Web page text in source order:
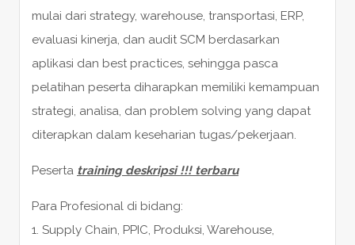
mulai dari strategy, warehouse, transportasi, ERP,
evaluasi kinerja, dan audit SCM berdasarkan
aplikasi dan best practices, sehingga pasca
pelatihan peserta diharapkan memiliki kemampuan
strategi, analisa, dan problem solving yang dapat
diterapkan dalam keseharian tugas/pekerjaan.
Peserta training deskripsi !!! terbaru
Para Profesional di bidang:
1. Supply Chain, PPIC, Produksi, Warehouse,